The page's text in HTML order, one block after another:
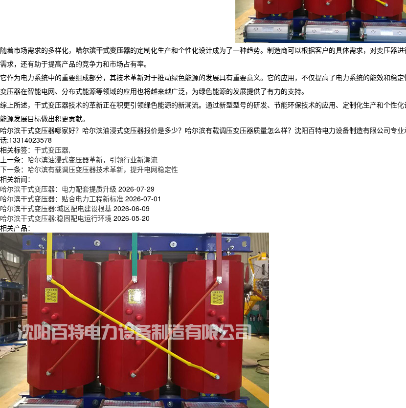
随着市场需求的多样化， 哈尔滨干式变压器的定制化生产和个性化设计成为了一种趋势。制造商可以根据客户的具体需求，对变压器
需求，还有助于提高产品的竞争力和市场占有率。
它作为电力系统中的重要组成部分，其技术革新对于推动绿色能源的发展具有重要意义。它的应用，不仅提高了电力系统的能效和稳
变压器在智能电网、分布式能源等领域的应用也将越来越广泛，为绿色能源的发展提供了有力的支持。
综上所述，干式变压器技术的革新正在积更引领绿色能源的新潮流。通过新型型号的研发、节能环保技术的应用、定制化生产和个性
能源发展目标做出积更贡献。
哈尔滨干式变压器哪家好？哈尔滨油浸式变压器报价是多少？哈尔滨有载调压变压器质量怎么样？沈阳百特电力设备制造有限公司专
话:13314023578
相关标签： 干式变压器,
上一条： 哈尔滨油浸式变压器革新，引领行业新潮流
下一条： 哈尔滨有载调压变压器技术革新，提升电网稳定性
相关新闻：
哈尔滨干式变压器：电力配套提质升级 2026-07-29
哈尔滨干式变压器：贴合电力工程新标准 2026-07-01
哈尔滨干式变压器:城区配电建设根基 2026-06-09
哈尔滨干式变压器:稳固配电运行环境 2026-05-20
相关产品：